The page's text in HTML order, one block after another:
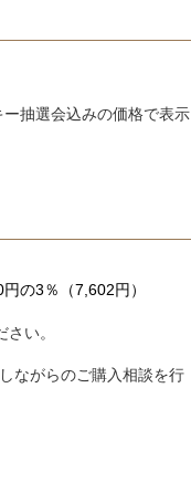
抽選会込みの価格で表示
の3％（7,602円）
い。
ながらのご購入相談を行